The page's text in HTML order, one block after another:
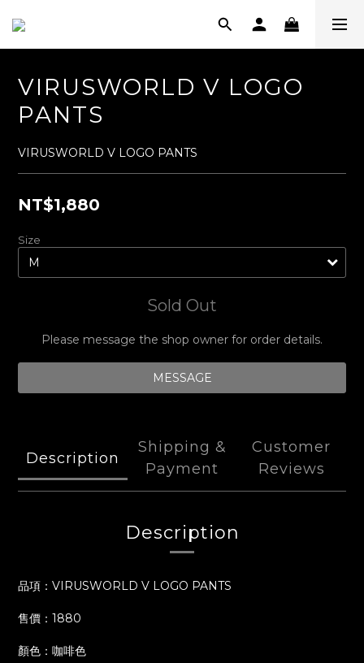
VIRUSWORLD V LOGO
PANTS
VIRUSWORLD V LOGO PANTS
NT$1,880
Size
Sold Out
Please message the shop owner for order details.
MESSAGE
Description
Shipping &
Payment
Customer
Reviews
Description
品項：VIRUSWORLD V LOGO PANTS
售價：1880
顏色：咖啡色